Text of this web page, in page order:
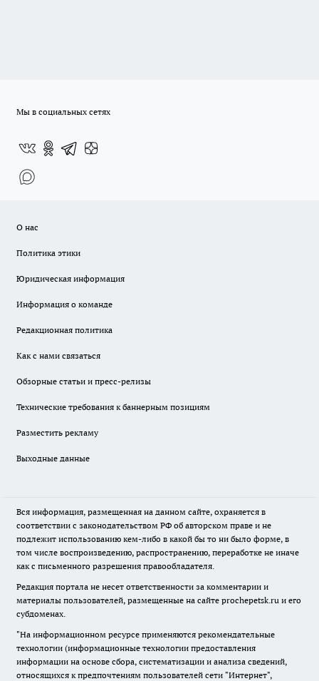
Мы в социальных сетях
О нас
Политика этики
Юридическая информация
Информация о команде
Редакционная политика
Как с нами связаться
Обзорные статьи и пресс-релизы
Технические требования к баннерным позициям
Разместить рекламу
Выходные данные
Вся информация, размещенная на данном сайте, охраняется в
соответствии с законодательством РФ об авторском праве и не
подлежит использованию кем-либо в какой бы то ни было форме, в
том числе воспроизведению, распространению, переработке не иначе
как с письменного разрешения правообладателя.
Редакция портала не несет ответственности за комментарии и
материалы пользователей, размещенные на сайте prochepetsk.ru и его
субдоменах.
"На информационном ресурсе применяются рекомендательные
технологии (информационные технологии предоставления
информации на основе сбора, систематизации и анализа сведений,
относящихся к предпочтениям пользователей сети "Интернет",